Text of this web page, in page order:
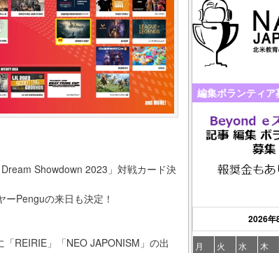
Showdown 2023」対戦カード決
Penguの来日も決定！
REIRIE」「NEO JAPONISM」の出
編集ボランティア
2026年
月 火 水 木